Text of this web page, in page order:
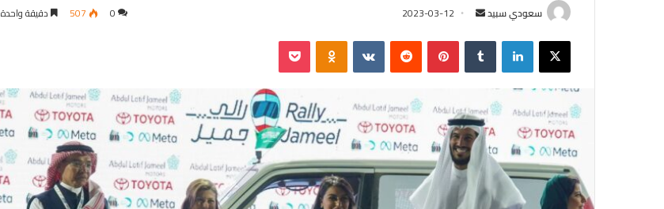
سعودي سبيد
ل
ر
ي
د
ل
2023-03-12
0
507 دقيقة واحدة
لينكدإن بينتيريست